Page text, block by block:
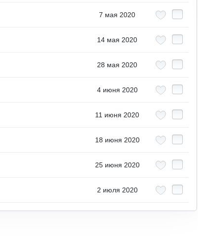
7 мая 2020
14 мая 2020
28 мая 2020
4 июня 2020
11 июня 2020
18 июня 2020
25 июня 2020
2 июля 2020